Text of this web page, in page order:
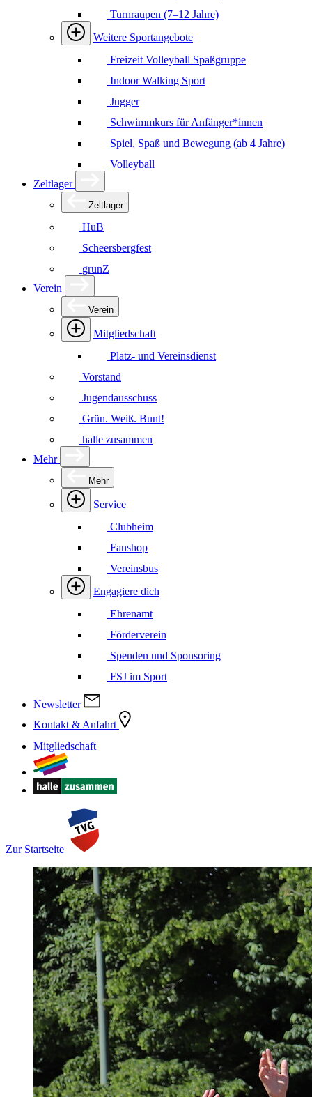
Turnraupen (7–12 Jahre)
Weitere Sportangebote
Freizeit Volleyball Spaßgruppe
Indoor Walking Sport
Jugger
Schwimmkurs für Anfänger*innen
Spiel, Spaß und Bewegung (ab 4 Jahre)
Volleyball
Zeltlager
Zeltlager
HuB
Scheersbergfest
grunZ
Verein
Verein
Mitgliedschaft
Platz- und Vereinsdienst
Vorstand
Jugendausschuss
Grün. Weiß. Bunt!
halle zusammen
Mehr
Mehr
Service
Clubheim
Fanshop
Vereinsbus
Engagiere dich
Ehrenamt
Förderverein
Spenden und Sponsoring
FSJ im Sport
Newsletter
Kontakt & Anfahrt
Mitgliedschaft
Zur Startseite